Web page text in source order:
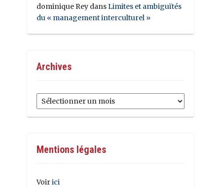
dominique Rey dansLimites et ambiguïtés
du « management interculturel »
Archives
Archives
Mentions légales
Voirici